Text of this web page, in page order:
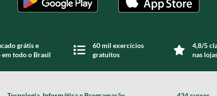
grátis e
todo o Brasil
60 mil exercícios
gratuitos
4,8/5
nas